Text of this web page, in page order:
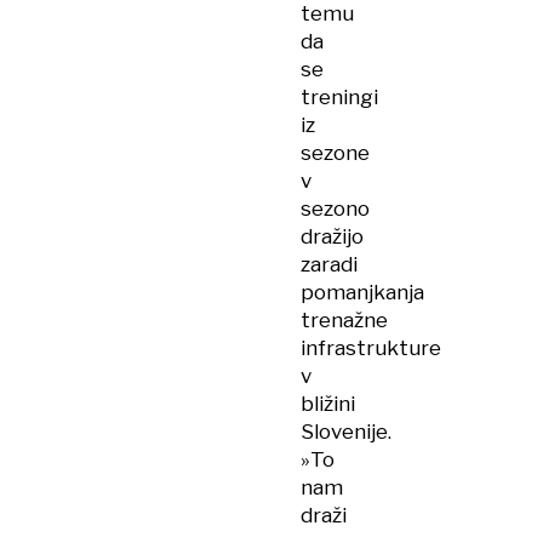
temu
da
se
treningi
iz
sezone
v
sezono
dražijo
zaradi
pomanjkanja
trenažne
infrastrukture
v
bližini
Slovenije.
»To
nam
draži